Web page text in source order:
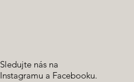
Sledujte nás na
Instagramu a Facebooku.